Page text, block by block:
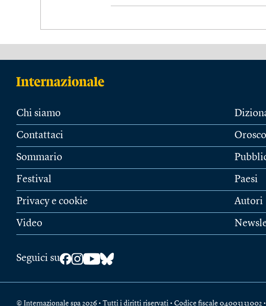
Chi siamo
Contattaci
Sommario
Festival
Privacy e cookie
Video
Paesi
Autori
Seguici su
© Internazionale spa 2026 • Tutti i diritti riservati • Codice fiscale 04003131002